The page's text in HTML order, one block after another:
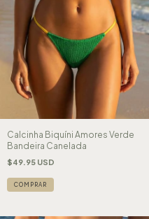
Calcinha Biquíni Amores Verde
Bandeira Canelada
$49.95 USD
COMPRAR